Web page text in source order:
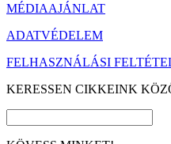
MÉDIAAJÁNLAT
ADATVÉDELEM
FELHASZNÁLÁSI
KERESSEN CIKKEINK